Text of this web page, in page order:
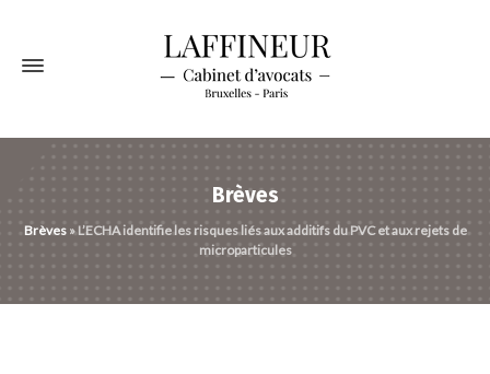
Brèves
Brèves» L’ECHA identifie les risques liés aux additifs du PVC et aux rejets de
microparticules